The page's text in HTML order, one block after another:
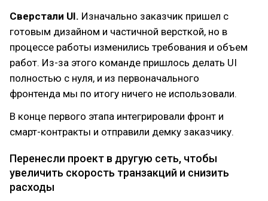
Сверстали UI. Изначально заказчик пришел с
готовым дизайном и частичной версткой, но в
процессе работы изменились требования и объем
работ. Из-за этого команде пришлось делать UI
полностью с нуля, и из первоначального
фронтенда мы по итогу ничего не использовали.
В конце первого этапа интегрировали фронт и
смарт-контракты и отправили демку заказчику.
Перенесли проект в другую сеть, чтобы
увеличить скорость транзакций и снизить
расходы